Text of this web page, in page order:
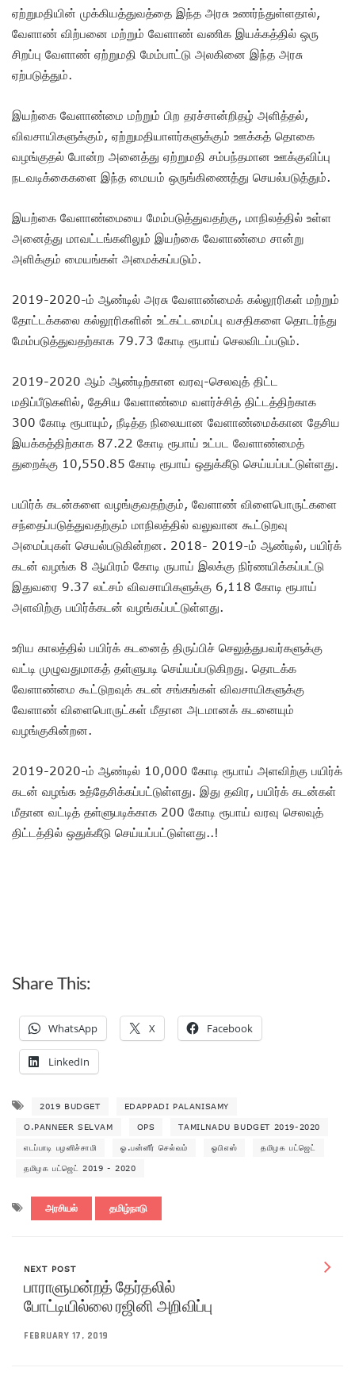
ஏற்றுமதியின் முக்கியத்துவத்தை இந்த அரசு உணர்ந்துள்ளதால்,
வேளாண் விற்பனை மற்றும் வேளாண் வணிக இயக்கத்தில் ஒரு
சிறப்பு வேளாண் ஏற்றுமதி மேம்பாட்டு அலகினை இந்த அரசு
ஏற்படுத்தும்.
இயற்கை வேளாண்மை மற்றும் பிற தரச்சான்றிதழ் அளித்தல்,
விவசாயிகளுக்கும், ஏற்றுமதியாளர்களுக்கும் ஊக்கத் தொகை
வழங்குதல் போன்ற அனைத்து ஏற்றுமதி சம்பந்தமான ஊக்குவிப்பு
நடவடிக்கைகளை இந்த மையம் ஒருங்கிணைத்து செயல்படுத்தும்.
இயற்கை வேளாண்மையை மேம்படுத்துவதற்கு, மாநிலத்தில் உள்ள
அனைத்து மாவட்டங்களிலும் இயற்கை வேளாண்மை சான்று
அளிக்கும் மையங்கள் அமைக்கப்படும்.
2019-2020-ம் ஆண்டில் அரசு வேளாண்மைக் கல்லூரிகள் மற்றும்
தோட்டக்கலை கல்லூரிகளின் உட்கட்டமைப்பு வசதிகளை தொடர்ந்து
மேம்படுத்துவதற்காக 79.73 கோடி ரூபாய் செலவிடப்படும்.
2019-2020 ஆம் ஆண்டிற்கான வரவு-செலவுத் திட்ட
மதிப்பீடுகளில், தேசிய வேளாண்மை வளர்ச்சித் திட்டத்திற்காக
300 கோடி ரூபாயும், நீடித்த நிலையான வேளாண்மைக்கான தேசிய
இயக்கத்திற்காக 87.22 கோடி ரூபாய் உட்பட வேளாண்மைத்
துறைக்கு 10,550.85 கோடி ரூபாய் ஒதுக்கீடு செய்யப்பட்டுள்ளது.
பயிர்க் கடன்களை வழங்குவதற்கும், வேளாண் விளைபொருட்களை
சந்தைப்படுத்துவதற்கும் மாநிலத்தில் வலுவான கூட்டுறவு
அமைப்புகள் செயல்படுகின்றன. 2018- 2019-ம் ஆண்டில், பயிர்க்
கடன் வழங்க 8 ஆயிரம் கோடி ருபாய் இலக்கு நிர்ணயிக்கப்பட்டு
இதுவரை 9.37 லட்சம் விவசாயிகளுக்கு 6,118 கோடி ரூபாய்
அளவிற்கு பயிர்க்கடன் வழங்கப்பட்டுள்ளது.
உரிய காலத்தில் பயிர்க் கடனைத் திருப்பிச் செலுத்துபவர்களுக்கு
வட்டி முழுவதுமாகத் தள்ளுபடி செய்யப்படுகிறது. தொடக்க
வேளாண்மை கூட்டுறவுக் கடன் சங்கங்கள் விவசாயிகளுக்கு
வேளாண் விளைபொருட்கள் மீதான அடமானக் கடனையும்
வழங்குகின்றன.
2019-2020-ம் ஆண்டில் 10,000 கோடி ரூபாய் அளவிற்கு பயிர்க்
கடன் வழங்க உத்தேசிக்கப்பட்டுள்ளது. இது தவிர, பயிர்க் கடன்கள்
மீதான வட்டித் தள்ளுபடிக்காக 200 கோடி ரூபாய் வரவு செலவுத்
திட்டத்தில் ஒதுக்கீடு செய்யப்பட்டுள்ளது..!
Share This:
WhatsApp X Facebook
LinkedIn
2019 BUDGET EDAPPADI PALANISAMY
O.PANNEER SELVAM OPS TAMILNADU BUDGET 2019-2020
எடப்பாடி பழனிச்சாமி ஓ.பன்னீர் செல்வம் ஓபிஎஸ் தமிழக பட்ஜெட்
தமிழக பட்ஜெட் 2019 - 2020
அரசியல் தமிழ்நாடு
NEXT POST
பாராளுமன்றத் தேர்தலில்
போட்டியில்லை ரஜினி அறிவிப்பு
FEBRUARY 17, 2019